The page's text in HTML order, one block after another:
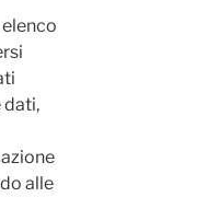
dati,
alle